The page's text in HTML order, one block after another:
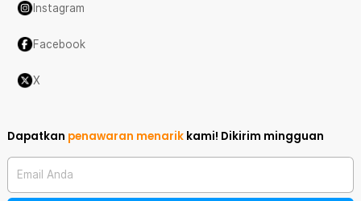
Instagram
Facebook
X
Dapatkan penawaran menarik kami! Dikirim mingguan
Email Anda